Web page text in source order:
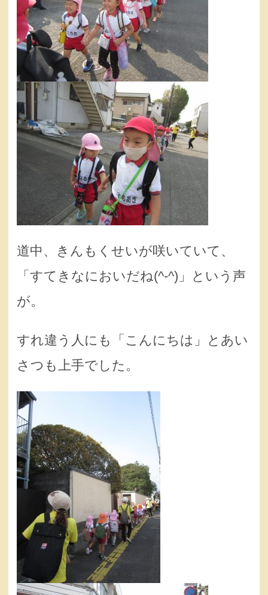
道中、きんもくせいが咲いていて、
「すてきなにおいだね(^-^)」という声
が。
すれ違う人にも「こんにちは」とあい
さつも上手でした。